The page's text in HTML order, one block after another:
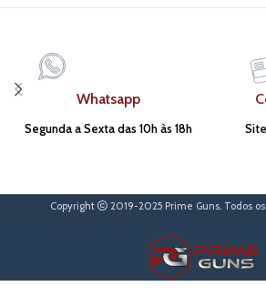
Whatsapp
Segunda a Sexta das 10h às 18h
Copyright 2019-2025 Prime Guns. Todos